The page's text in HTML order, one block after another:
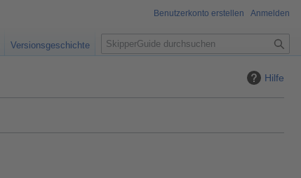
Hilfe
Benutzerkonto erstellen Anmelden
Versionsgeschichte
S
u
e